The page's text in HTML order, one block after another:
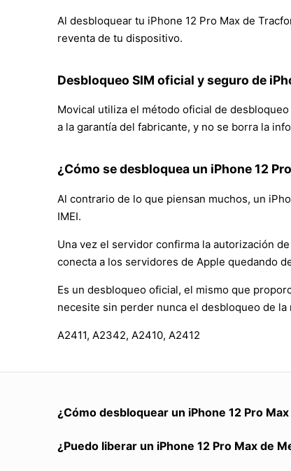
Al desbloquear tu iPhone 12 Pro Max de
reventa de tu dispositivo.
Desbloqueo SIM oficial y seguro de
Movical utiliza el método oficial de
a la garantía del fabricante, y no se borra la
¿Cómo se desbloquea un iPhone 12
Al contrario de lo que piensan muchos, un
IMEI.
Una vez el servidor confirma la autorización
conecta a los servidores de Apple quedando
Es un desbloqueo oficial, el mismo que
necesite sin perder nunca el desbloqueo de la
A2411, A2342, A2410, A2412
¿Cómo desbloquear un iPhone 12 Pro
¿Puedo liberar un iPhone 12 Pro Max de